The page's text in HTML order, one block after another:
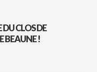
CLOS DE
BEAUNE !